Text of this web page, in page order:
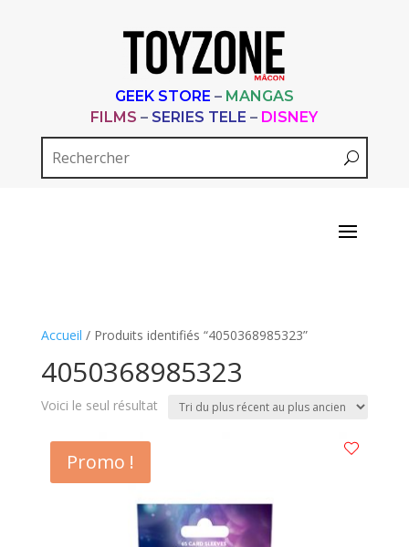
GEEK STORE – MANGAS
FILMS – SERIES TELE – DISNEY
Accueil / Produits identifiés “4050368985323”
4050368985323
Voici le seul résultat
Promo !